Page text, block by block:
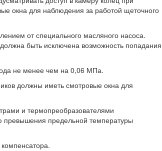
окна для наблюдения за работой щеточного
от специального масляного насоса.
быть исключена возможность попадания
не менее чем на 0,06 МПа.
должны иметь смотровые окна для
и термопреобразователями
предельной температуры